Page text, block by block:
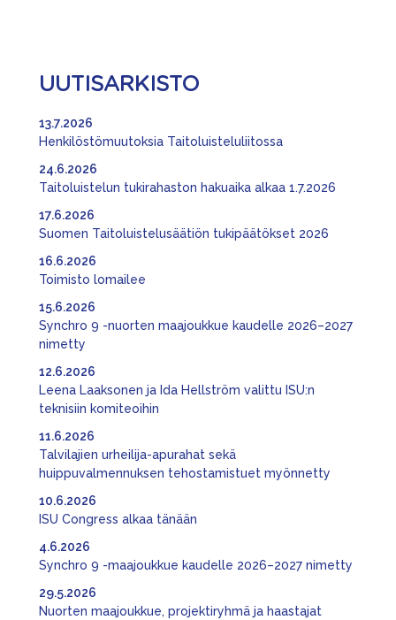
UUTISARKISTO
Henkilöstömuutoksia Taitoluisteluliitossa
13.7.2026
Taitoluistelun tukirahaston hakuaika alkaa 1.7.2026
24.6.2026
Suomen Taitoluistelusäätiön tukipäätökset 2026
17.6.2026
Toimisto lomailee
16.6.2026
Synchro 9 -nuorten maajoukkue kaudelle 2026–2027
nimetty
15.6.2026
Leena Laaksonen ja Ida Hellström valittu ISU:n
teknisiin komiteoihin
12.6.2026
Talvilajien urheilija-apurahat sekä
huippuvalmennuksen tehostamistuet myönnetty
11.6.2026
ISU Congress alkaa tänään
10.6.2026
Synchro 9 -maajoukkue kaudelle 2026–2027 nimetty
4.6.2026
Nuorten maajoukkue, projektiryhmä ja haastajat
29.5.2026